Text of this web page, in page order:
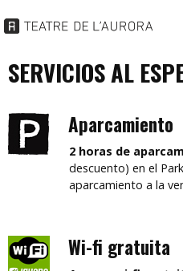
SERVICIOS AL
Aparcamiento
2 horas de
descuento) en el
aparcamiento a la
Wi-fi gratuita